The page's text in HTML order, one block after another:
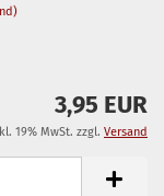
3,95 EUR
19% MwSt. zzgl. Versand